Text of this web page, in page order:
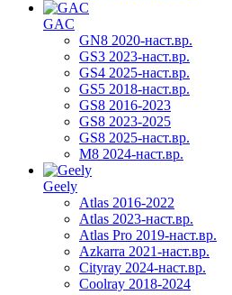
GAC
GN8 2020-наст.вр.
GS3 2023-наст.вр.
GS4 2025-наст.вр.
GS5 2018-наст.вр.
GS8 2016-2023
GS8 2023-2025
GS8 2025-наст.вр.
M8 2024-наст.вр.
Geely
Atlas 2016-2022
Atlas 2023-наст.вр.
Atlas Pro 2019-наст.вр.
Azkarra 2021-наст.вр.
Cityray 2024-наст.вр.
Coolray 2018-2024